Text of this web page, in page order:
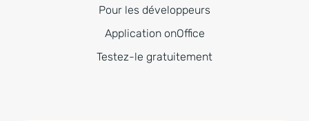
Pour les développeurs
Application onOffice
Testez-le gratuitement